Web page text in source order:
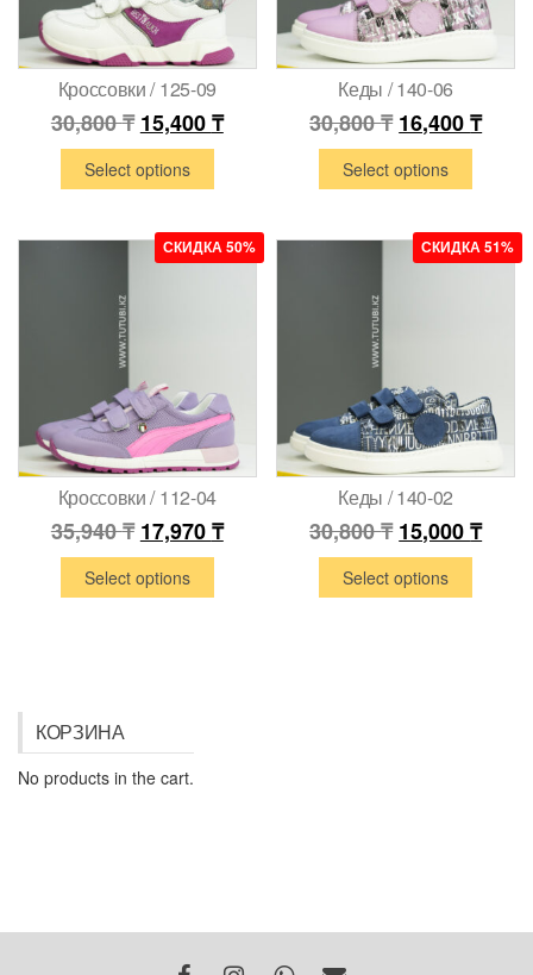
Кроссовки / 125-09
30,800₸ 15,400₸
Select options
Кеды / 140-06
30,800₸ 16,400₸
Select options
СКИДКА 50%
Кроссовки / 112-04
35,940₸ 17,970₸
Select options
СКИДКА 51%
Кеды / 140-02
30,800₸ 15,000₸
Select options
КОРЗИНА
No products in the cart.